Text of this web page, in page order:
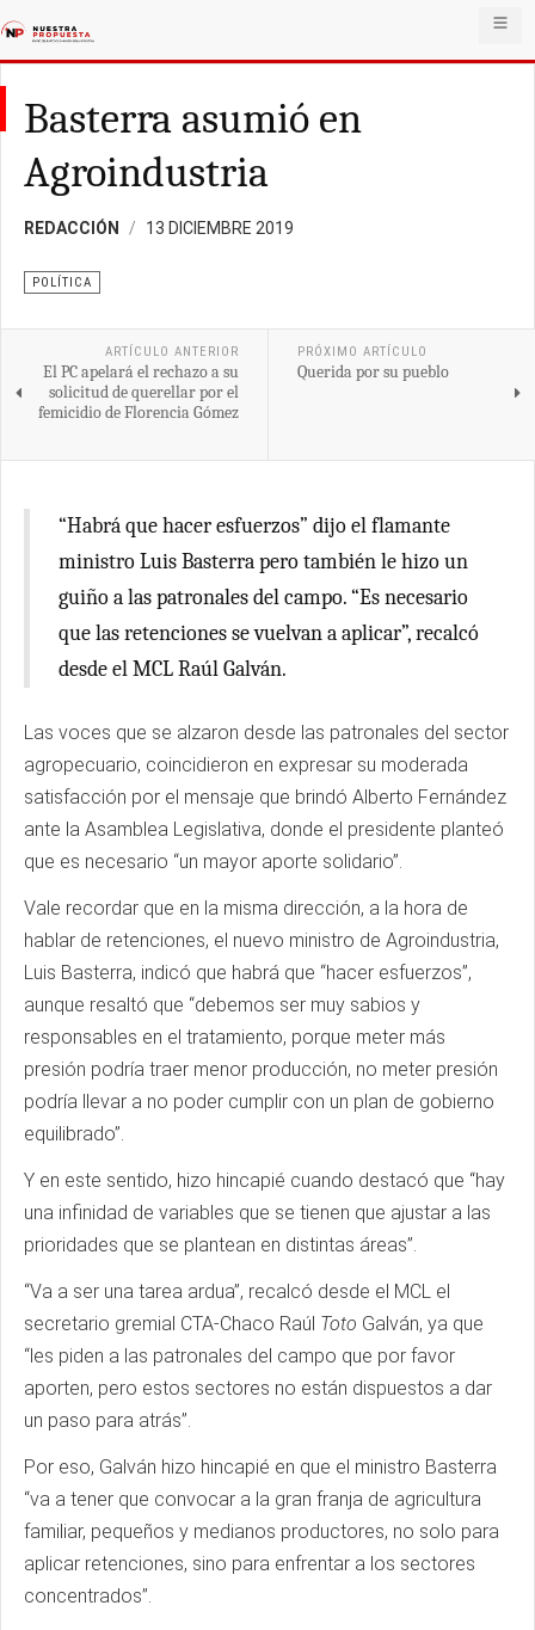
Basterra asumió en
Agroindustria
REDACCIÓN 13 DICIEMBRE 2019
POLÍTICA
ARTÍCULO ANTERIOR
El PC apelará el rechazo a su
solicitud de querellar por el
femicidio de Florencia Gómez
PRÓXIMO ARTÍCULO
Querida por su pueblo
“Habrá que hacer esfuerzos” dijo el flamante
ministro Luis Basterra pero también le hizo un
guiño a las patronales del campo. “Es necesario
que las retenciones se vuelvan a aplicar”, recalcó
desde el MCL Raúl Galván.
Las voces que se alzaron desde las patronales del sector
agropecuario, coincidieron en expresar su moderada
satisfacción por el mensaje que brindó Alberto Fernández
ante la Asamblea Legislativa, donde el presidente planteó
que es necesario “un mayor aporte solidario”.
Vale recordar que en la misma dirección, a la hora de
hablar de retenciones, el nuevo ministro de Agroindustria,
Luis Basterra, indicó que habrá que “hacer esfuerzos”,
aunque resaltó que “debemos ser muy sabios y
responsables en el tratamiento, porque meter más
presión podría traer menor producción, no meter presión
podría llevar a no poder cumplir con un plan de gobierno
equilibrado”.
Y en este sentido, hizo hincapié cuando destacó que “hay
una infinidad de variables que se tienen que ajustar a las
prioridades que se plantean en distintas áreas”.
“Va a ser una tarea ardua”, recalcó desde el MCL el
secretario gremial CTA-Chaco Raúl Toto Galván, ya que
“les piden a las patronales del campo que por favor
aporten, pero estos sectores no están dispuestos a dar
un paso para atrás”.
Por eso, Galván hizo hincapié en que el ministro Basterra
“va a tener que convocar a la gran franja de agricultura
familiar, pequeños y medianos productores, no solo para
aplicar retenciones, sino para enfrentar a los sectores
concentrados”.